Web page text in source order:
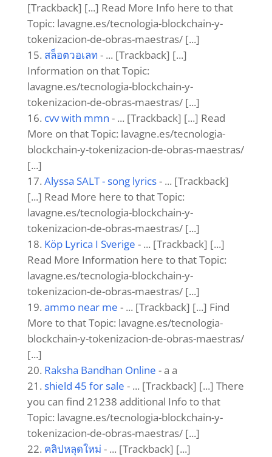
[Trackback] [...] Read More Info here to that
Topic: lavagne.es/tecnologia-blockchain-y-
tokenizacion-de-obras-maestras/ [...]
สล็อตวอเลท - ... [Trackback] [...]
Information on that Topic:
lavagne.es/tecnologia-blockchain-y-
tokenizacion-de-obras-maestras/ [...]
cvv with mmn - ... [Trackback] [...] Read
More on that Topic: lavagne.es/tecnologia-
blockchain-y-tokenizacion-de-obras-maestras/
[...]
Alyssa SALT - song lyrics- ... [Trackback]
[...] Read More here to that Topic:
lavagne.es/tecnologia-blockchain-y-
tokenizacion-de-obras-maestras/ [...]
Köp Lyrica I Sverige - ... [Trackback] [...]
Read More Information here to that Topic:
lavagne.es/tecnologia-blockchain-y-
tokenizacion-de-obras-maestras/ [...]
ammo near me - ... [Trackback] [...] Find
More to that Topic: lavagne.es/tecnologia-
blockchain-y-tokenizacion-de-obras-maestras/
[...]
Raksha Bandhan Online - a a
shield 45 for sale - ... [Trackback] [...] There
you can find 21238 additional Info to that
Topic: lavagne.es/tecnologia-blockchain-y-
tokenizacion-de-obras-maestras/ [...]
คลิปหลุดใหม่ - ... [Trackback] [...]